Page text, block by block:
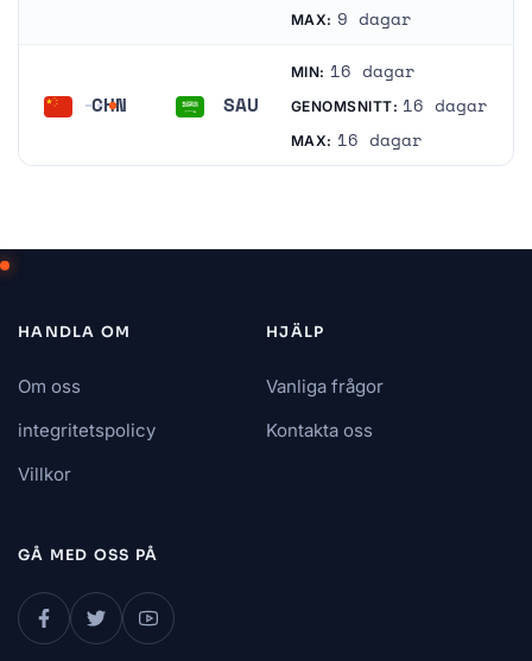
Förenade Arabemiraten
MAX: 9 dagar
CHN SAU
MIN: 16 dagar
GENOMSNITT: 16 dagar
MAX: 16 dagar
HANDLA OM
Om oss
integritetspolicy
Villkor
HJÄLP
Vanliga frågor
Kontakta oss
GÅ MED OSS ​​PÅ